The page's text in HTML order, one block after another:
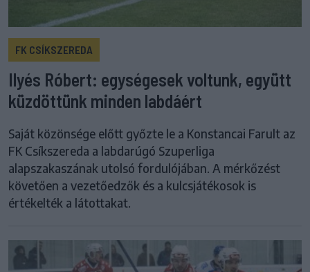
FK CSÍKSZEREDA
Ilyés Róbert: egységesek voltunk, együtt
küzdöttünk minden labdáért
Saját közönsége előtt győzte le a Konstancai Farult az
FK Csíkszereda a labdarúgó Szuperliga
alapszakaszának utolsó fordulójában. A mérkőzést
követően a vezetőedzők és a kulcsjátékosok is
értékelték a látottakat.